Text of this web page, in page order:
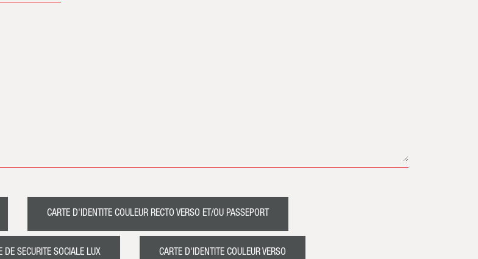
CARTE D'IDENTITE COULEUR RECTO VERSO ET/OU PASSEPORT
DE SECURITE SOCIALE LUX CARTE D'IDENTITE COULEUR VERSO